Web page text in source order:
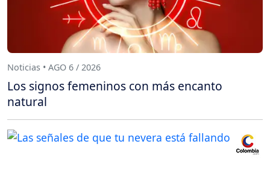
Noticias • AGO 6 / 2026
Los signos femeninos con más encanto
natural